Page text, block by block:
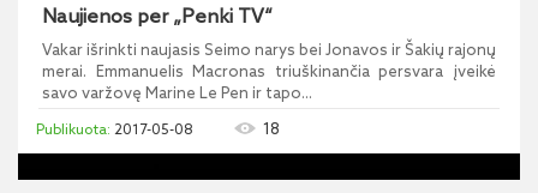
Naujienos per „Penki TV“
Vakar išrinkti naujasis Seimo narys bei Jonavos ir Šakių rajonų
merai. Emmanuelis Macronas triuškinančia persvara įveikė
savo varžovę Marine Le Pen ir tapo...
2017-05-08 18